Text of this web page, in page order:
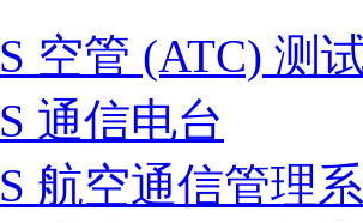
空管 (ATC) 测
通信电台
航空通信管理